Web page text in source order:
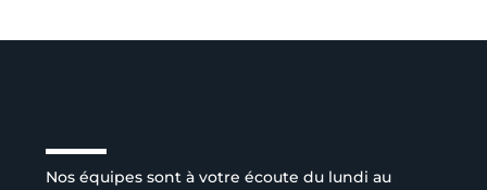
Nos équipes sont à votre écoute du lundi au